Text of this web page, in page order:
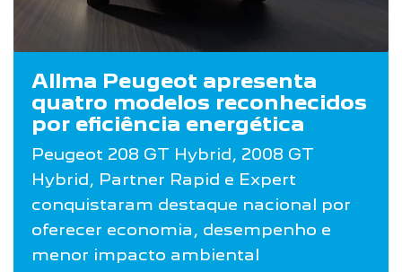
Allma Peugeot apresenta
quatro modelos reconhecidos
por eficiência energética
Peugeot 208 GT Hybrid, 2008 GT
Hybrid, Partner Rapid e Expert
conquistaram destaque nacional por
oferecer economia, desempenho e
menor impacto ambiental